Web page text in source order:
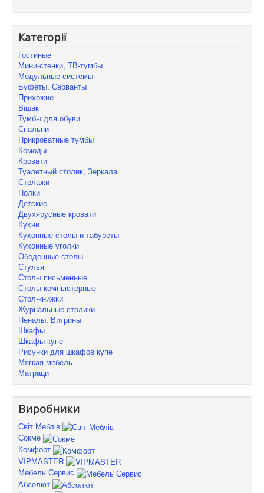
Категорії
Гостиные
Мини-стенки, ТВ-тумбы
Модульные системы
Буфеты, Серванты
Прихожие
Вішак
Тумбы для обуви
Спальни
Прикроватные тумбы
Комоды
Кровати
Туалетный столик, Зеркала
Стелажи
Полки
Детские
Двухярусные кровати
Кухни
Кухонные столы и табуреты
Кухонные уголки
Обеденные столы
Стулья
Столы письменные
Столы компьютерные
Стол-книжки
Журнальные столики
Пеналы, Витрины
Шкафы
Шкафы-купе
Рисунки для шкафов купе
Мягкая мебель
Матраци
Виробники
Світ Меблів
Сокме
Комфорт
VIPMASTER
Мебель Сервис
Абсолют